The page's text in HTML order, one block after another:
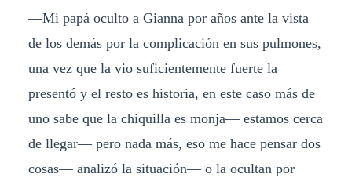
—Mi papá oculto a Gianna por años ante la vista
de los demás por la complicación en sus pulmones,
una vez que la vio suficientemente fuerte la
presentó y el resto es historia, en este caso más de
uno sabe que la chiquilla es monja— estamos cerca
de llegar— pero nada más, eso me hace pensar dos
cosas— analizó la situación— o la ocultan por